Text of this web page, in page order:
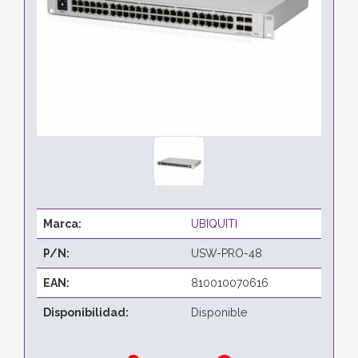
Marca: UBIQUITI
P/N: USW-PRO-48
EAN: 810010070616
Disponibilidad: Disponible